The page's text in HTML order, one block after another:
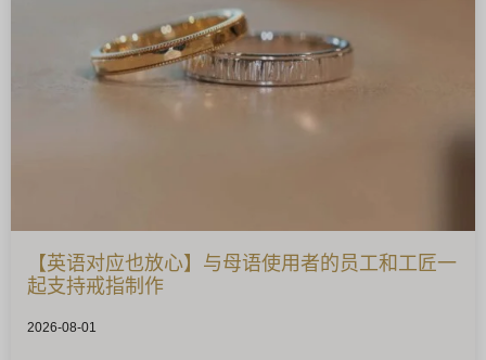
【英语对应也放心】与母语使用者的员工和工匠一
起支持戒指制作
2026-08-01